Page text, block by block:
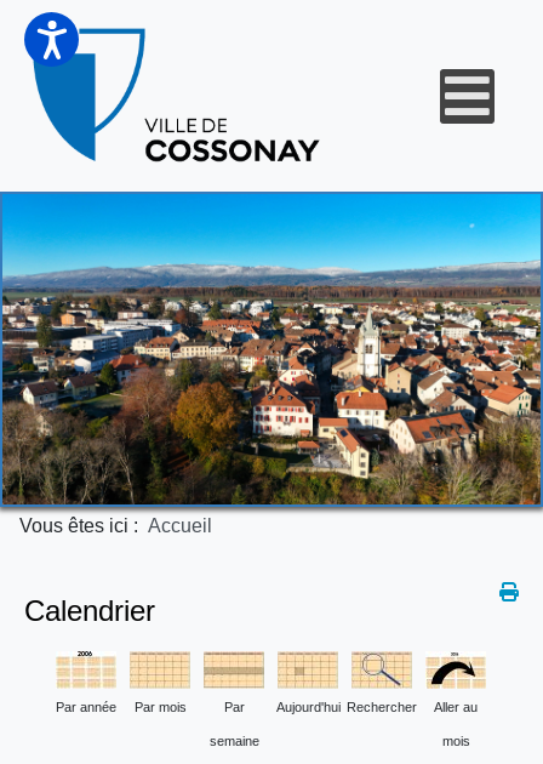
Vous êtes ici : Accueil
Calendrier
Par année Par mois Par
semaine
Aujourd'hui Rechercher Aller au
mois